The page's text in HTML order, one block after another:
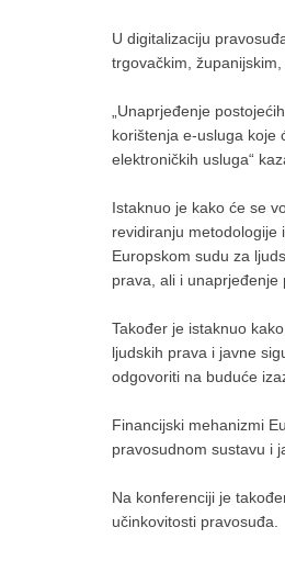
U digitalizaciju
trgovačkim,
„Unaprjeđenje
korištenja e-usluga koje
elektroničkih usluga“
Istaknuo je kako će se
revidiranju metodologije
Europskom sudu za
prava, ali i unaprjeđenje
Također je istaknuo
ljudskih prava i javne
odgovoriti na buduće
Financijski mehanizmi
pravosudnom sustavu i
Na konferenciji je
učinkovitosti pravosuđa.